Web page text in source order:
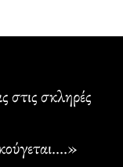
στις σκληρές